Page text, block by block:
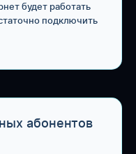
будет работать
подключить
абонентов